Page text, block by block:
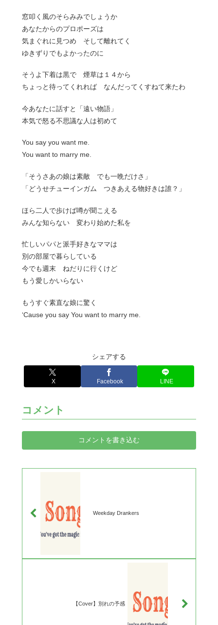
窓叩く風のそらみみでしょうか
あなたからのプロポーズは
気まぐれに見つめ そして離れてく
ゆきずりでもよかったのに
そうよ下着は黒で 煙草は１４から
ちょっと待ってくれれば なんだってくすねて来たわ
今あなたに話すと「遠い物語」
本気で怒る不思議な人は初めて
You say you want me.
You want to marry me.
「そうさあの娘は素敵 でも一晩だけさ」
「どうせチューインガム つきあえる物好きは誰？」
ほら二人で歩けば噂が聞こえる
みんな知らない 変わり始めた私を
忙しいパパと派手好きなママは
別の部屋で暮らしている
今でも週末 ねだりに行くけど
もう愛しかいらない
もうすぐ素直な娘に驚く
‘Cause you say You want to marry me.
シェアする
X Facebook LINE
コメント
コメントを書き込む
Weekday Drankers
【Cover】別れの予感